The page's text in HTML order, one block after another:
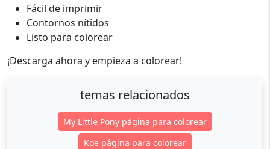
Fácil de imprimir
Contornos nítidos
Listo para colorear
¡Descarga ahora y empieza a colorear!
temas relacionados
My Little Pony página para colorear
Koe página para colorear